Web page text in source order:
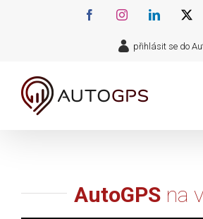
FacebookInstagramLinkedIn
přihlásit se do
AutoGPS na